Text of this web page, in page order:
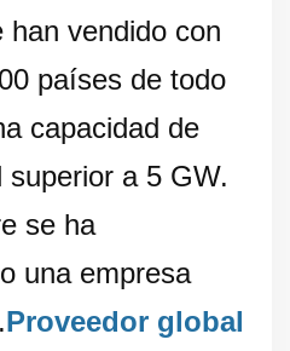
han vendido con
países de todo
capacidad de
superior a 5 GW.
se ha
una empresa
Proveedor global